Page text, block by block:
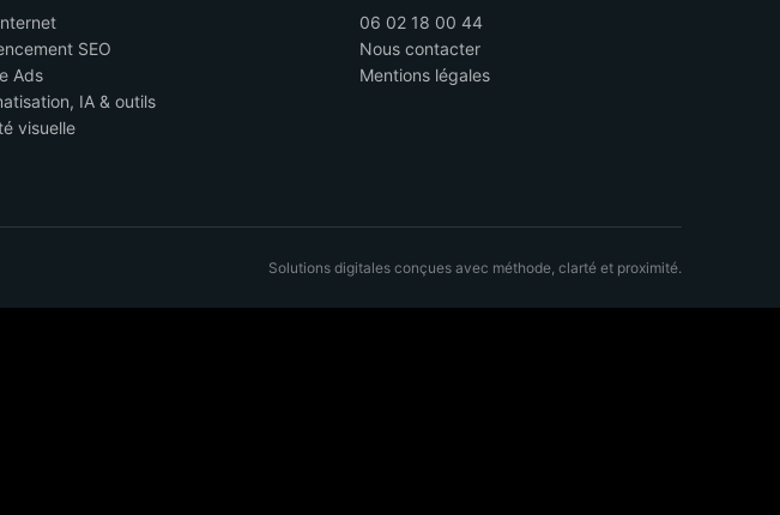
SEO
Ads
IA & outils
visuelle
06 02 18 00 44
Nous contacter
Mentions légales
Solutions digitales conçues avec méthode, clarté et proximité.